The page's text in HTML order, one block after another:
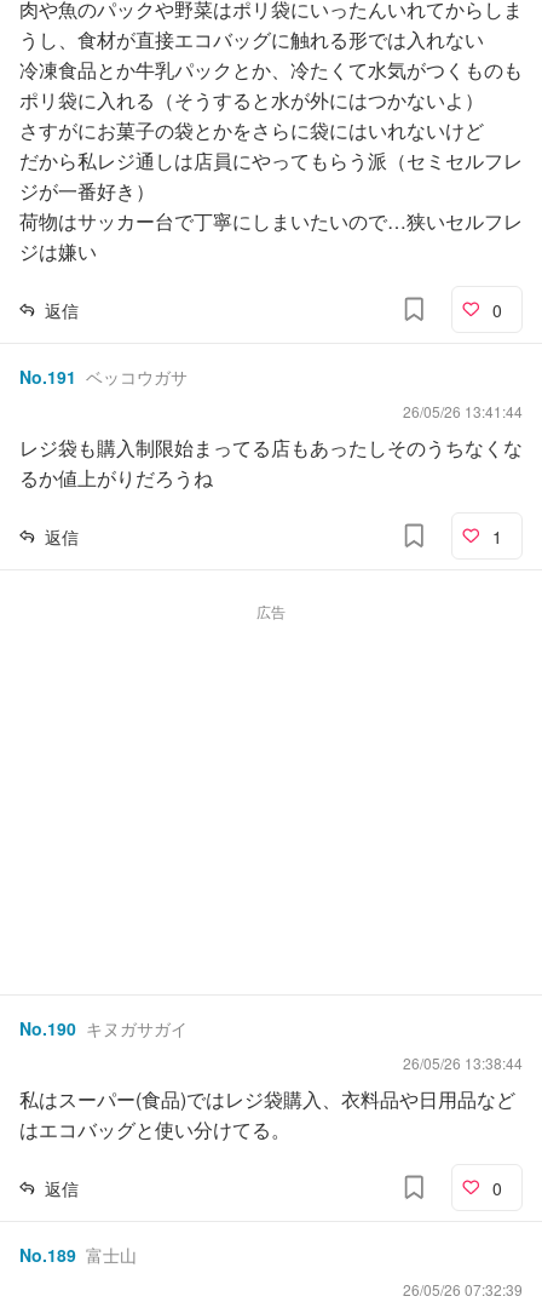
肉や魚のパックや野菜はポリ袋にいったんいれてからしま
うし、食材が直接エコバッグに触れる形では入れない
冷凍食品とか牛乳パックとか、冷たくて水気がつくものも
ポリ袋に入れる（そうすると水が外にはつかないよ）
さすがにお菓子の袋とかをさらに袋にはいれないけど
だから私レジ通しは店員にやってもらう派（セミセルフレ
ジが一番好き）
荷物はサッカー台で丁寧にしまいたいので…狭いセルフレ
ジは嫌い
返信 0
No.191 ベッコウガサ
26/05/26 13:41:44
レジ袋も購入制限始まってる店もあったしそのうちなくな
るか値上がりだろうね
返信 1
広告
No.190 キヌガサガイ
26/05/26 13:38:44
私はスーパー(食品)ではレジ袋購入、衣料品や日用品など
はエコバッグと使い分けてる。
返信 0
No.189 富士山
26/05/26 07:32:39